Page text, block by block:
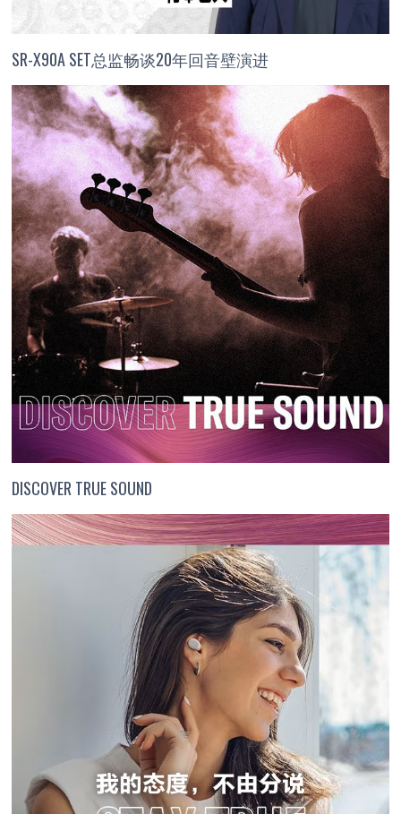
SR-X90A SET总监畅谈20年回音壁演进
DISCOVER TRUE SOUND